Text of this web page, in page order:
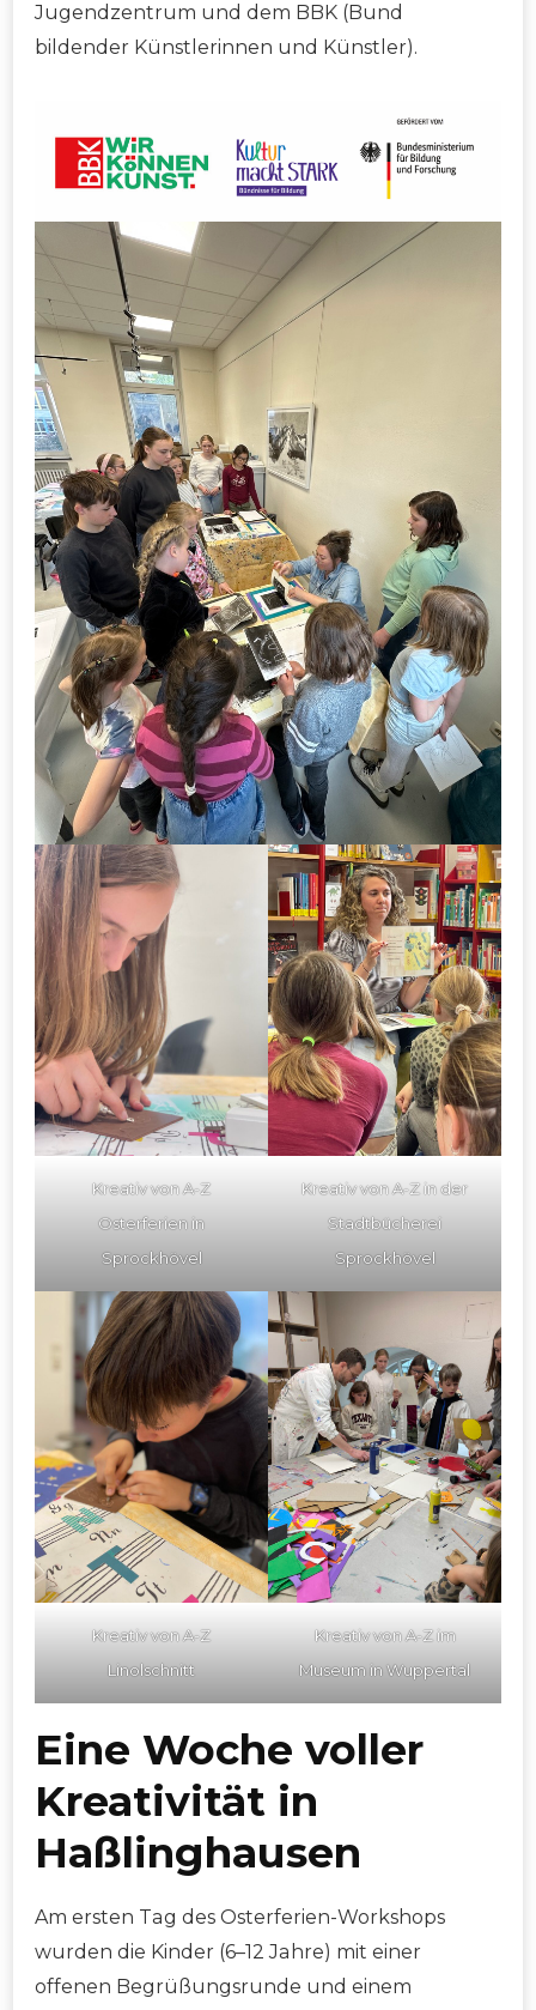
Jugendzentrum und dem BBK (Bund
bildender Künstlerinnen und Künstler).
Kreativ von A-Z
Osterferien in
Sprockhövel
Kreativ von A-Z in der
Stadtbücherei
Sprockhövel
Kreativ von A-Z
Linolschnitt
Kreativ von A-Z im
Museum in Wuppertal
Eine Woche voller
Kreativität in
Haßlinghausen
Am ersten Tag des Osterferien-Workshops
wurden die Kinder (6–12 Jahre) mit einer
offenen Begrüßungsrunde und einem